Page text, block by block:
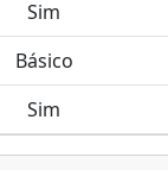
Sim
Básico
Sim